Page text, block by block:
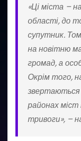
«Ці міста –
області, до
супутник.
на новітню
громад, а
Окрім того,
районах міст
тривоги», –